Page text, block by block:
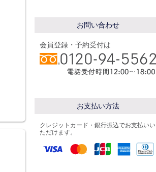
お問い合わせ
会員登録・予約受付は
お支払い方法
クレジットカード・銀行振込でお支払いい
ただけます。